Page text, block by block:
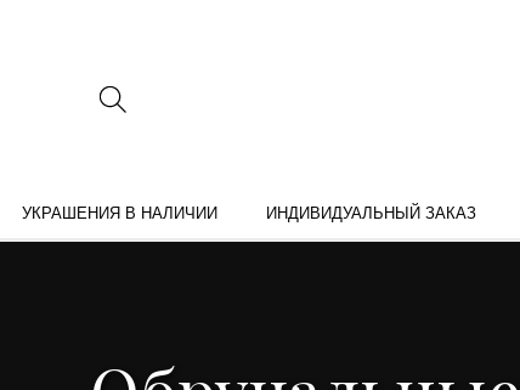
УКРАШЕНИЯ В НАЛИЧИИ ИНДИВИДУАЛЬНЫЙ ЗАКАЗ